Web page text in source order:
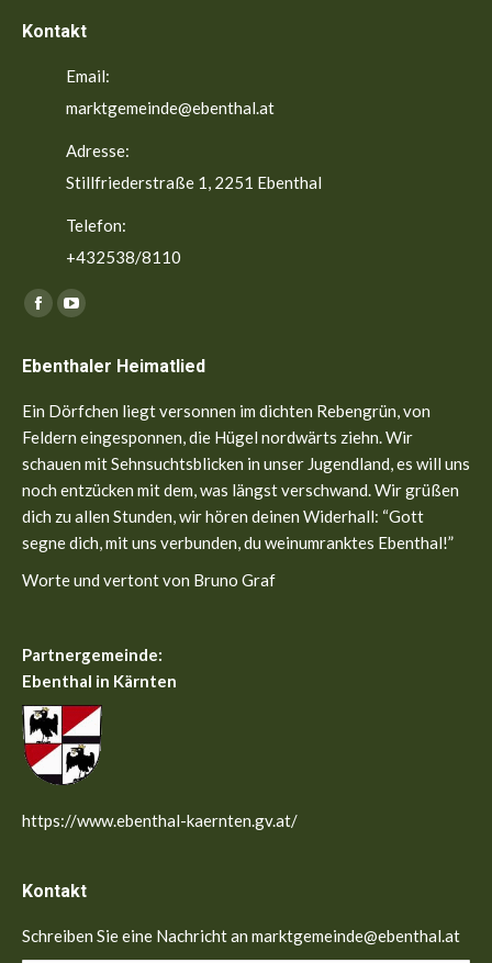
Kontakt
Email:
marktgemeinde@ebenthal.at
Adresse:
Stillfriederstraße 1, 2251 Ebenthal
Telefon:
+432538/8110
Finden Sie uns auf:
Facebook
opens
in
new
window
YouTube
opens
in
new
window
Ebenthaler Heimatlied
Ein Dörfchen liegt versonnen im dichten Rebengrün, von
Feldern eingesponnen, die Hügel nordwärts ziehn. Wir
schauen mit Sehnsuchtsblicken in unser Jugendland, es will uns
noch entzücken mit dem, was längst verschwand. Wir grüßen
dich zu allen Stunden, wir hören deinen Widerhall: “Gott
segne dich, mit uns verbunden, du weinumranktes Ebenthal!”
Worte und vertont von Bruno Graf
Partnergemeinde:
Ebenthal in Kärnten
https://www.ebenthal-kaernten.gv.at/
Kontakt
Schreiben Sie eine Nachricht an marktgemeinde@ebenthal.at